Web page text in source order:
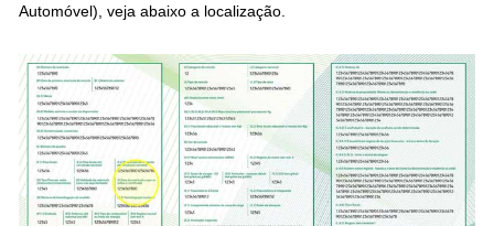
Automóvel), veja abaixo a localização.